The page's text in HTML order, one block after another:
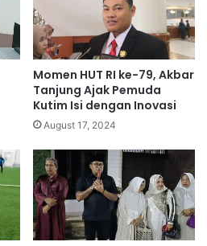
Momen HUT RI ke-79, Akbar
Tanjung Ajak Pemuda
Kutim Isi dengan Inovasi
August 17, 2024